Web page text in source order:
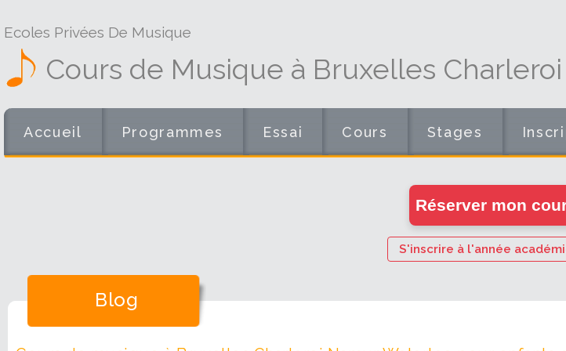
Ecoles Privées De Musique
Cours de Musique à Bruxelles
Accueil Programmes Essai Cours Stages
Réserver mon
S'inscrire à l'année
Blog